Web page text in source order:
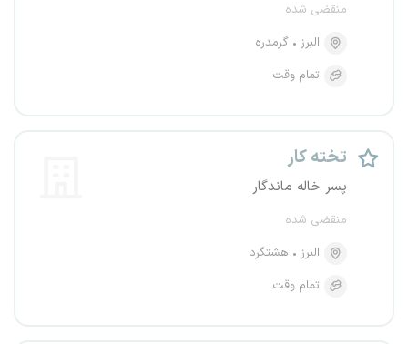
منقضی شده
البرز
گرمدره
تمام وقت
تخته کار
پسر خاله ماندگار
منقضی شده
البرز
هشتگرد
تمام وقت